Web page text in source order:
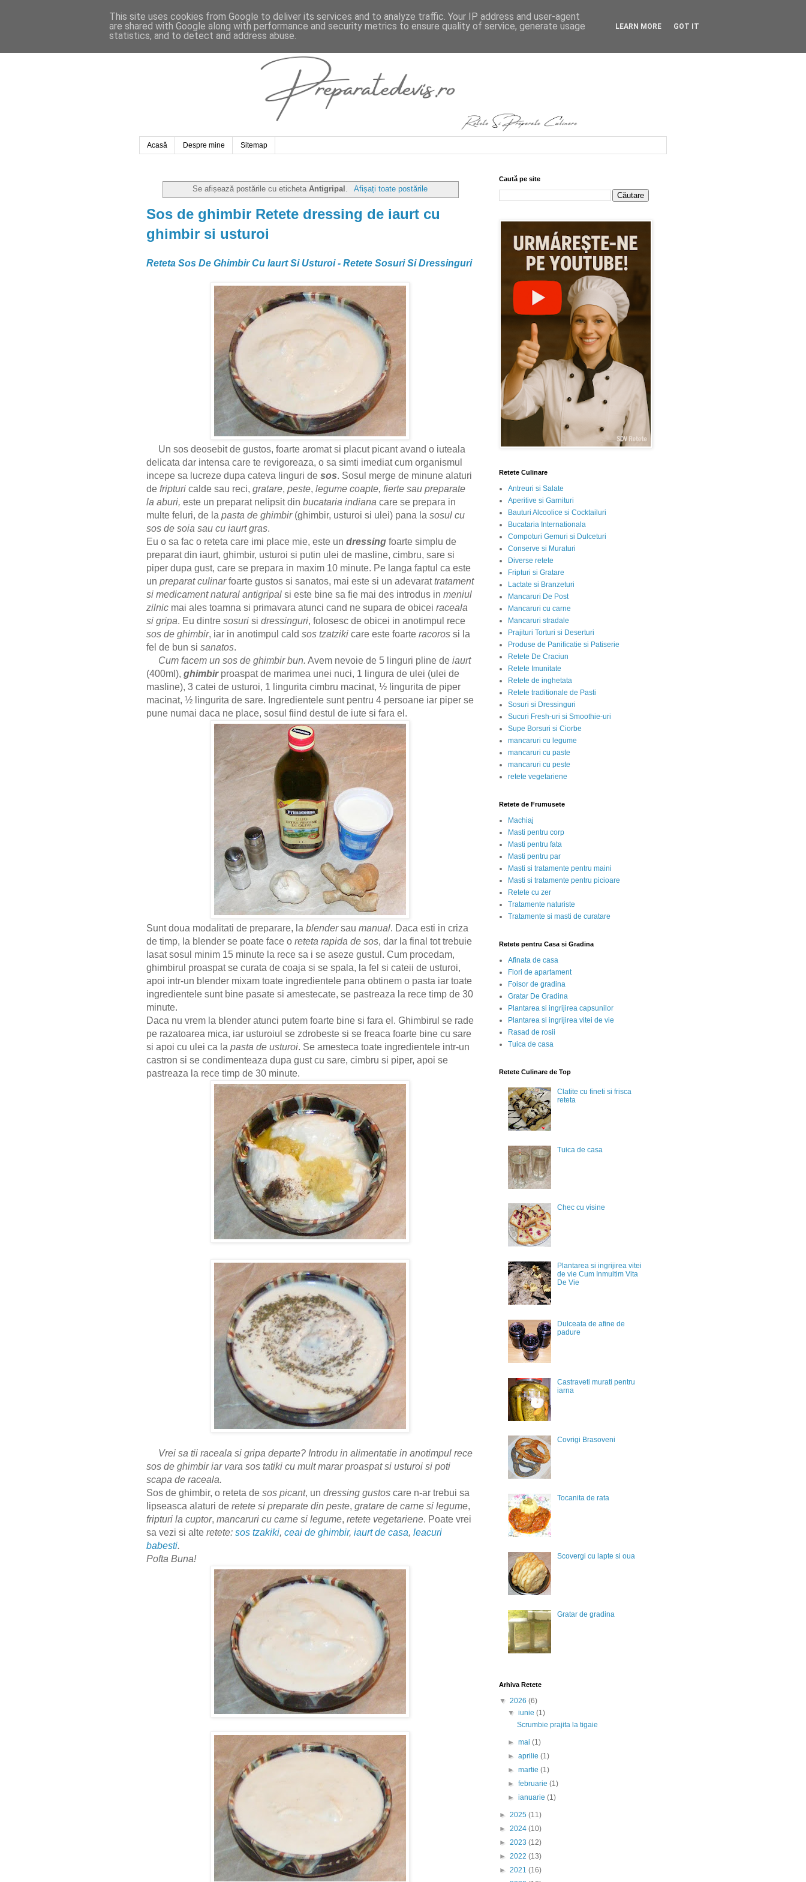
Acasă Despre mine Sitemap
Se afișează postările cu etichetaAntigripal . Afișați toate postările
Sos de ghimbir Retete dressing de iaurt cu
ghimbir si usturoi
Reteta Sos De Ghimbir Cu Iaurt Si Usturoi - Retete Sosuri Si Dressinguri
Un sos deosebit de gustos, foarte aromat si placut picant avand o iuteala
delicata dar intensa care te revigoreaza, o sa simti imediat cum organismul
incepe sa lucreze dupa cateva linguri de sos. Sosul merge de minune alaturi
de fripturi calde sau reci, gratare, peste, legume coapte, fierte sau preparate
la aburi, este un preparat nelipsit din bucataria indiana care se prepara in
multe feluri, de la pasta de ghimbir(ghimbir, usturoi si ulei) pana la sosul cu
sos de soia sau cu iaurt gras.
Eu o sa fac o reteta care imi place mie, este un dressing foarte simplu de
preparat din iaurt, ghimbir, usturoi si putin ulei de masline, cimbru, sare si
piper dupa gust, care se prepara in maxim 10 minute. Pe langa faptul ca este
un preparat culinarfoarte gustos si sanatos, mai este si un adevarattratament
si medicament natural antigripal si este bine sa fie mai des introdus in meniul
zilnic mai ales toamna si primavara atunci cand ne supara de obicei raceala
si gripa. Eu dintre sosuri si dressinguri, folosesc de obicei in anotimpul rece
sos de ghimbir, iar in anotimpul cald sos tzatziki care este foarte racoros si la
fel de bun si sanatos.
Cum facem un sos de ghimbir bun. Avem nevoie de 5 linguri pline de iaurt
(400ml), ghimbirproaspat de marimea unei nuci, 1 lingura de ulei (ulei de
masline), 3 catei de usturoi, 1 lingurita cimbru macinat, ½ lingurita de piper
macinat, ½ lingurita de sare. Ingredientele sunt pentru 4 persoane iar piper se
pune numai daca ne place, sosul fiind destul de iute si fara el.
Sunt doua modalitati de preparare, la blendersau manual. Daca esti in criza
de timp, la blender se poate face o reteta rapida de sos, dar la final tot trebuie
lasat sosul minim 15 minute la rece sa i se aseze gustul. Cum procedam,
ghimbirul proaspat se curata de coaja si se spala, la fel si cateii de usturoi,
apoi intr-un blender mixam toate ingredientele pana obtinem o pasta iar toate
ingredientele sunt bine pasate si amestecate, se pastreaza la rece timp de 30
minute.
Daca nu vrem la blender atunci putem foarte bine si fara el. Ghimbirul se rade
pe razatoarea mica, iar usturoiul se zdrobeste si se freaca foarte bine cu sare
si apoi cu ulei ca la pasta de usturoi. Se amesteca toate ingredientele intr-un
castron si se condimenteaza dupa gust cu sare, cimbru si piper, apoi se
pastreaza la rece timp de 30 minute.
Vrei sa tii raceala si gripa departe? Introdu in alimentatie in anotimpul rece
sos de ghimbir iar vara sos tatiki cu mult marar proaspat si usturoi si poti
scapa de raceala.
Sos de ghimbir, o reteta de sos picant, un dressing gustos care n-ar trebui sa
lipseasca alaturi de retete si preparate din peste, gratare de carne si legume,
fripturi la cuptor, mancaruri cu carne si legume, retete vegetariene. Poate vrei
sa vezi si alte retete: sos tzakiki, ceai de ghimbir, iaurt de casa, leacuri
babesti.
Pofta Buna!
Caută pe site
Retete Culinare
Antreuri si Salate
Aperitive si Garnituri
Bauturi Alcoolice si Cocktailuri
Bucataria Internationala
Compoturi Gemuri si Dulceturi
Conserve si Muraturi
Diverse retete
Fripturi si Gratare
Lactate si Branzeturi
Mancaruri De Post
Mancaruri cu carne
Mancaruri stradale
Prajituri Torturi si Deserturi
Produse de Panificatie si Patiserie
Retete De Craciun
Retete Imunitate
Retete de inghetata
Retete traditionale de Pasti
Sosuri si Dressinguri
Sucuri Fresh-uri si Smoothie-uri
Supe Borsuri si Ciorbe
mancaruri cu legume
mancaruri cu paste
mancaruri cu peste
retete vegetariene
Retete de Frumusete
Machiaj
Masti pentru corp
Masti pentru fata
Masti pentru par
Masti si tratamente pentru maini
Masti si tratamente pentru picioare
Retete cu zer
Tratamente naturiste
Tratamente si masti de curatare
Retete pentru Casa si Gradina
Afinata de casa
Flori de apartament
Foisor de gradina
Gratar De Gradina
Plantarea si ingrijirea capsunilor
Plantarea si ingrijirea vitei de vie
Rasad de rosii
Tuica de casa
Retete Culinare de Top
Clatite cu fineti si frisca
reteta
Tuica de casa
Chec cu visine
Plantarea si ingrijirea vitei
de vie Cum Inmultim Vita
De Vie
Dulceata de afine de
padure
Castraveti murati pentru
iarna
Covrigi Brasoveni
Tocanita de rata
Scovergi cu lapte si oua
Gratar de gradina
Arhiva Retete
▼ 2026 (6)
▼iunie(1)
Scrumbie prajita la tigaie
►mai(1)
►aprilie(1)
►martie(1)
►februarie(1)
►ianuarie(1)
► 2025 (11)
► 2024 (10)
► 2023 (12)
► 2022 (13)
► 2021 (16)
This site uses cookies from Google to deliver its services and to analyze traffic. Your IP address and user-agent
are shared with Google along with performance and security metrics to ensure quality of service, generate usage
statistics, and to detect and address abuse.
LEARN MORE GOT IT